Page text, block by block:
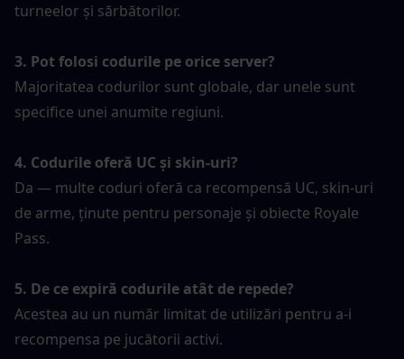
turneelor și sărbătorilor.
3. Pot folosi codurile pe orice server?
Majoritatea codurilor sunt globale, dar unele sunt
specifice unei anumite regiuni.
4. Codurile oferă UC și skin-uri?
Da — multe coduri oferă ca recompensă UC, skin-uri
de arme, ținute pentru personaje și obiecte Royale
Pass.
5. De ce expiră codurile atât de repede?
Acestea au un număr limitat de utilizări pentru a-i
recompensa pe jucătorii activi.